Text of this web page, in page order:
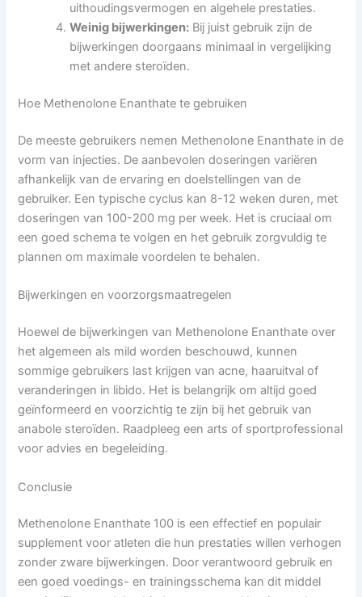
uithoudingsvermogen en algehele prestaties.
Weinig bijwerkingen: Bij juist gebruik zijn de
bijwerkingen doorgaans minimaal in vergelijking
met andere steroïden.
Hoe Methenolone Enanthate te gebruiken
De meeste gebruikers nemen Methenolone Enanthate in de
vorm van injecties. De aanbevolen doseringen variëren
afhankelijk van de ervaring en doelstellingen van de
gebruiker. Een typische cyclus kan 8-12 weken duren, met
doseringen van 100-200 mg per week. Het is cruciaal om
een goed schema te volgen en het gebruik zorgvuldig te
plannen om maximale voordelen te behalen.
Bijwerkingen en voorzorgsmaatregelen
Hoewel de bijwerkingen van Methenolone Enanthate over
het algemeen als mild worden beschouwd, kunnen
sommige gebruikers last krijgen van acne, haaruitval of
veranderingen in libido. Het is belangrijk om altijd goed
geïnformeerd en voorzichtig te zijn bij het gebruik van
anabole steroïden. Raadpleeg een arts of sportprofessional
voor advies en begeleiding.
Conclusie
Methenolone Enanthate 100 is een effectief en populair
supplement voor atleten die hun prestaties willen verhogen
zonder zware bijwerkingen. Door verantwoord gebruik en
een goed voedings- en trainingsschema kan dit middel